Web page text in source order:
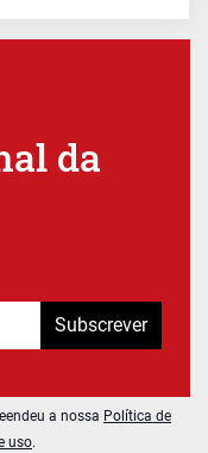
da
Subscrever
a nossa Política de
uso.